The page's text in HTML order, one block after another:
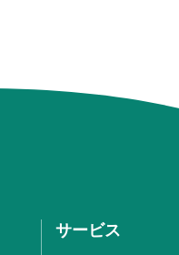
サービス